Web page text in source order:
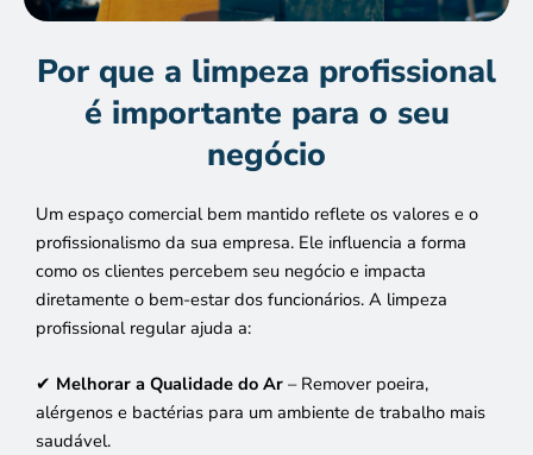
Por que a limpeza profissional
é importante para o seu
negócio
Um espaço comercial bem mantido reflete os valores e o
profissionalismo da sua empresa. Ele influencia a forma
como os clientes percebem seu negócio e impacta
diretamente o bem-estar dos funcionários. A limpeza
profissional regular ajuda a:
✔ Melhorar a Qualidade do Ar – Remover poeira,
alérgenos e bactérias para um ambiente de trabalho mais
saudável.